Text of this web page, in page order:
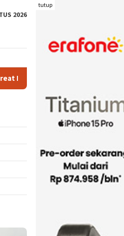
tutup
2026
Rutan Kelas IIB Raba Bima